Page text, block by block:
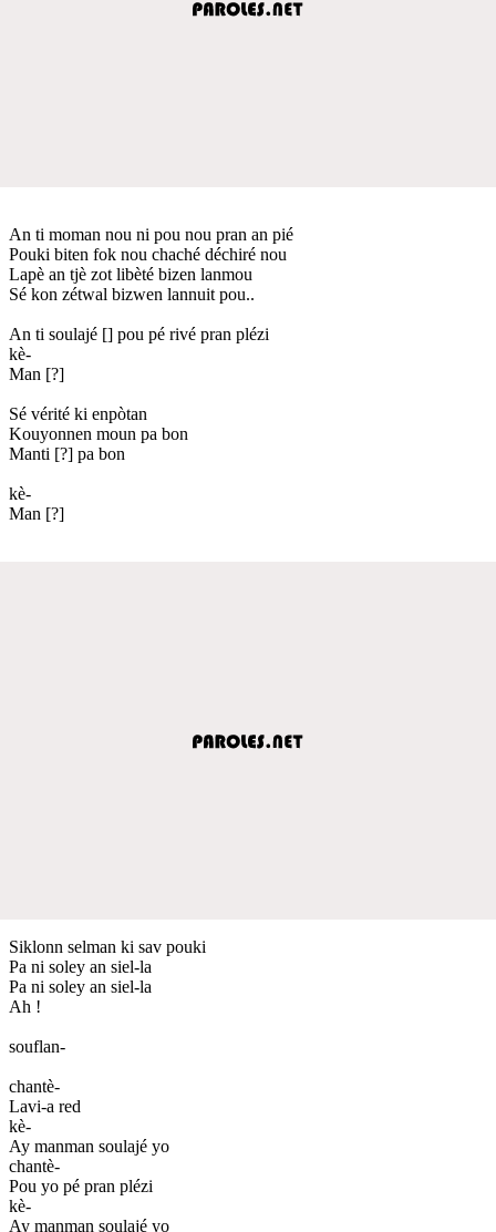
An ti moman nou ni pou nou pran an pié
Pouki biten fok nou chaché déchiré nou
Lapè an tjè zot libèté bizen lanmou
Sé kon zétwal bizwen lannuit pou..
An ti soulajé [] pou pé rivé pran plézi
kè-
Man [?]
Sé vérité ki enpòtan
Kouyonnen moun pa bon
Manti [?] pa bon
kè-
Man [?]
Siklonn selman ki sav pouki
Pa ni soley an siel-la
Pa ni soley an siel-la
Ah !
souflan-
chantè-
Lavi-a red
kè-
Ay manman soulajé yo
chantè-
Pou yo pé pran plézi
kè-
Ay manman soulajé yo